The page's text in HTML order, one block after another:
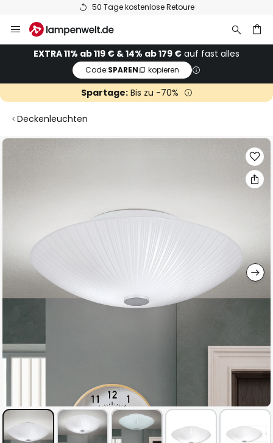
50 Tage kostenlose Retoure
Inhalt
springenEXTRA 11% ab 119 € & 14% ab 179 € auf fast alles
Code:SPAREN kopieren
Spartage:Bis zu -70%
Deckenleuchten
Zum
springen